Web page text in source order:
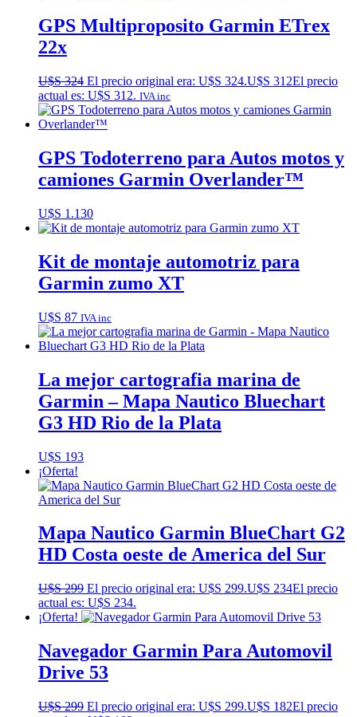
GPS Multiproposito Garmin ETrex
22x
U$S324 El precio original era: U$S 324.U$S 312El precio
actual es: U$S 312. IVA inc
GPS Todoterreno para Autos motos y
camiones Garmin Overlander™
U$S 1.130
Kit de montaje automotriz para
Garmin zumo XT
U$S 87 IVA inc
La mejor cartografia marina de
Garmin – Mapa Nautico Bluechart
G3 HD Rio de la Plata
U$S 193
¡Oferta!
Mapa Nautico Garmin BlueChart G2
HD Costa oeste de America del Sur
U$S299 El precio original era: U$S 299.U$S 234El precio
actual es: U$S 234.
¡Oferta!
Navegador Garmin Para Automovil
Drive 53
U$S299 El precio original era: U$S 299.U$S 182El precio